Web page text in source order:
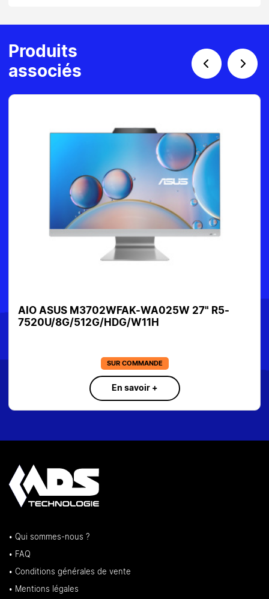
Produits
associés
AIO ASUS M3702WFAK-WA025W 27" R5-
7520U/8G/512G/HDG/W11H
SUR COMMANDE
En savoir +
• Qui sommes-nous ?
• FAQ
• Conditions générales de vente
• Mentions légales